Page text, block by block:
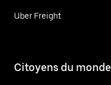
Uber Freight
Citoyens du monde